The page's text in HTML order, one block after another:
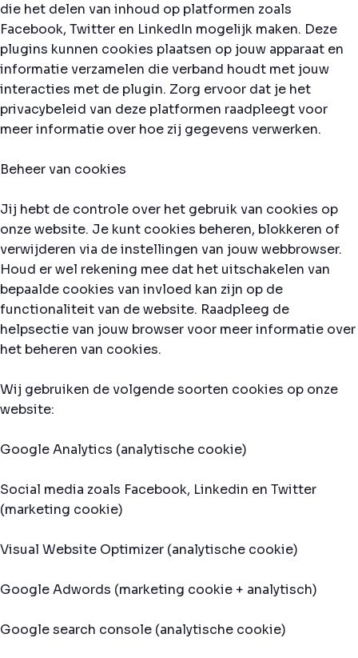
die het delen van inhoud op platformen zoals
Facebook, Twitter en LinkedIn mogelijk maken. Deze
plugins kunnen cookies plaatsen op jouw apparaat en
informatie verzamelen die verband houdt met jouw
interacties met de plugin. Zorg ervoor dat je het
privacybeleid van deze platformen raadpleegt voor
meer informatie over hoe zij gegevens verwerken.
Beheer van cookies
Jij hebt de controle over het gebruik van cookies op
onze website. Je kunt cookies beheren, blokkeren of
verwijderen via de instellingen van jouw webbrowser.
Houd er wel rekening mee dat het uitschakelen van
bepaalde cookies van invloed kan zijn op de
functionaliteit van de website. Raadpleeg de
helpsectie van jouw browser voor meer informatie over
het beheren van cookies.
Wij gebruiken de volgende soorten cookies op onze
website:
Google Analytics (analytische cookie)
Social media zoals Facebook, Linkedin en Twitter
(marketing cookie)
Visual Website Optimizer (analytische cookie)
Google Adwords (marketing cookie + analytisch)
Google search console (analytische cookie)